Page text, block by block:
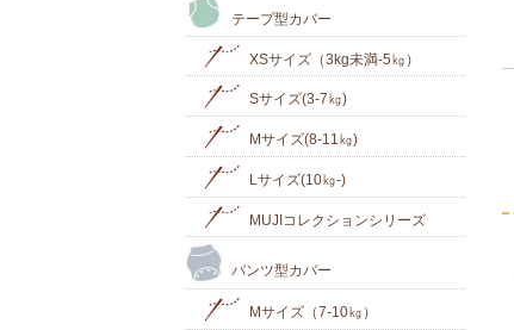
テープ型カバー
XSサイズ（3kg未満-5㎏）
Sサイズ(3-7㎏)
Mサイズ(8-11㎏)
Lサイズ(10㎏‐)
MUJIコレクションシリーズ
パンツ型カバー
Mサイズ（7-10㎏）